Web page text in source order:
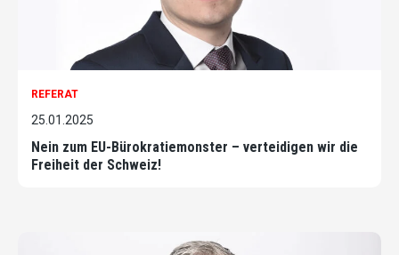
REFERAT
25.01.2025
Nein zum EU-Bürokratiemonster – verteidigen wir die
Freiheit der Schweiz!